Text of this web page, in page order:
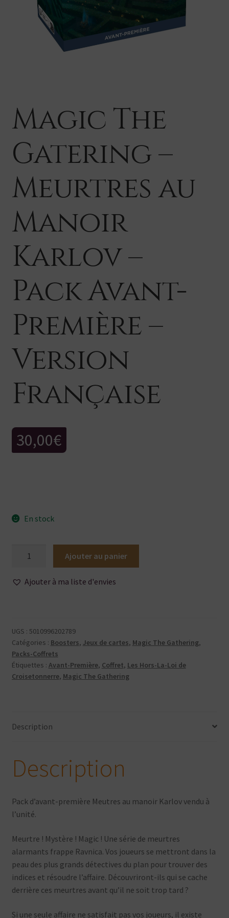
Magic The
Gatering –
Meurtres au
Manoir
Karlov –
Pack Avant-
Première –
Version
Française
30,00€
En stock
The
Meurtres
au
Manoir
Karlov
-
-
Ajouter au panier
Ajouter à ma liste d'envies
UGS : 5010996202789
Catégories : Boosters, Jeux de cartes, Magic The Gathering,
Packs-Coffrets
Étiquettes : Avant-Première, Coffret, Les Hors-La-Loi de
Croisetonnerre, Magic The Gathering
Description
Description
Pack d’avant-première Meutres au manoir Karlov vendu à
l’unité.
Meurtre ! Mystère ! Magic ! Une série de meurtres
alarmants frappe Ravnica. Vos joueurs se mettront dans la
peau des plus grands détectives du plan pour trouver des
indices et résoudre l’affaire. Découvriront-ils qui se cache
derrière ces meurtres avant qu’il ne soit trop tard ?
Si une seule affaire ne satisfait pas vos joueurs, il existe